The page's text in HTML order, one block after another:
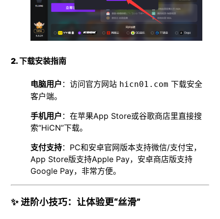
2. 下载安装指南
电脑用户 ：访问官方网站 hicn01.com 下载安全
客户端。
手机用户 ：在苹果App Store或谷歌商店里直接搜
索“HiCN”下载。
支付支持：PC和安卓官网版本支持微信/支付宝，
App Store版支持Apple Pay，安卓商店版支持
Google Pay，非常方便。
✨ 进阶小技巧：让体验更“丝滑”